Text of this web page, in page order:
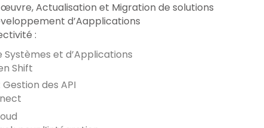
Actualisation et Migration de solutions
d’Aapplications
:
et d’Applications
Shift
des API